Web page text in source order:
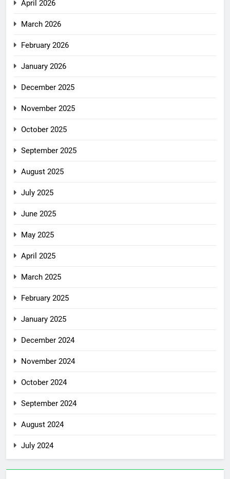
April 2026
March 2026
February 2026
January 2026
December 2025
November 2025
October 2025
September 2025
August 2025
July 2025
June 2025
May 2025
April 2025
March 2025
February 2025
January 2025
December 2024
November 2024
October 2024
September 2024
August 2024
July 2024